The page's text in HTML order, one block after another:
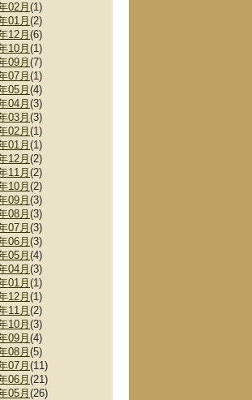
02月 (1)
01月 (2)
12月 (6)
10月 (1)
09月 (7)
07月 (1)
05月 (4)
04月 (3)
03月 (3)
02月 (1)
01月 (1)
12月 (2)
11月 (2)
10月 (2)
09月 (3)
08月 (3)
07月 (3)
06月 (3)
05月 (4)
04月 (3)
01月 (1)
12月 (1)
11月 (2)
10月 (3)
09月 (4)
08月 (5)
07月 (11)
06月 (21)
05月 (26)